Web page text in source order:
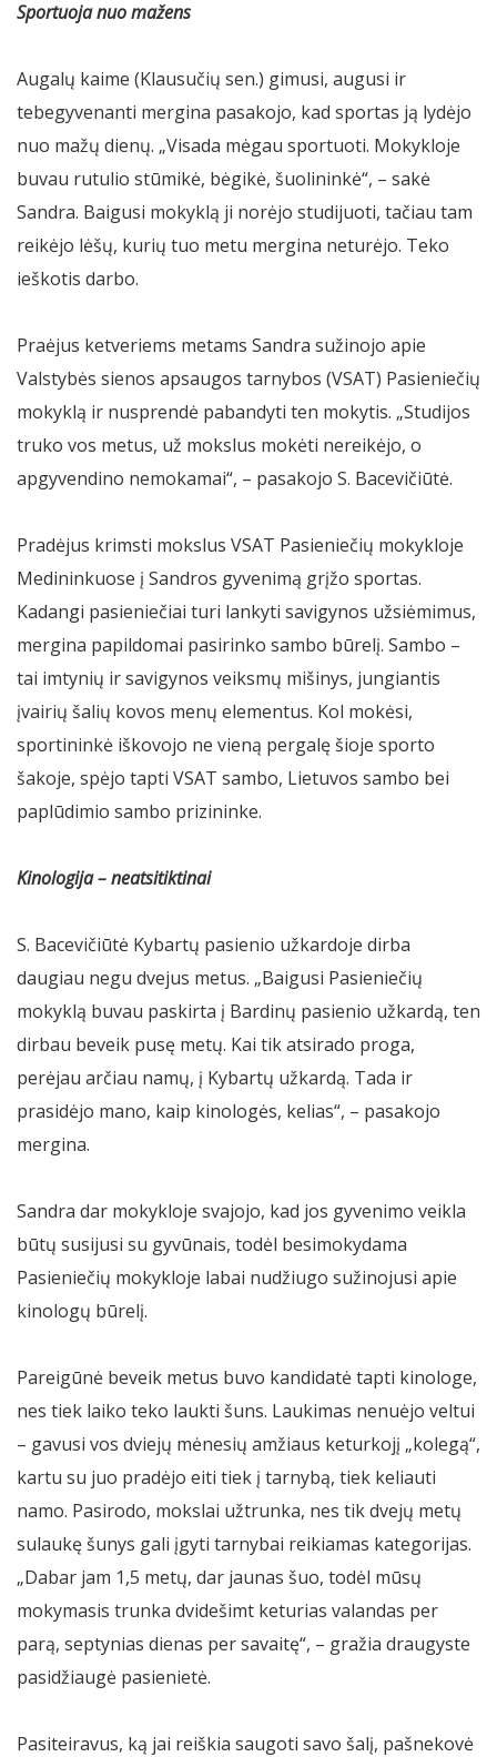
Sportuoja nuo mažens
Augalų kaime (Klausučių sen.) gimusi, augusi ir
tebegyvenanti mergina pasakojo, kad sportas ją lydėjo
nuo mažų dienų. „Visada mėgau sportuoti. Mokykloje
buvau rutulio stūmikė, bėgikė, šuolininkė“, – sakė
Sandra. Baigusi mokyklą ji norėjo studijuoti, tačiau tam
reikėjo lėšų, kurių tuo metu mergina neturėjo. Teko
ieškotis darbo.
Praėjus ketveriems metams Sandra sužinojo apie
Valstybės sienos apsaugos tarnybos (VSAT) Pasieniečių
mokyklą ir nusprendė pabandyti ten mokytis. „Studijos
truko vos metus, už mokslus mokėti nereikėjo, o
apgyvendino nemokamai“, – pasakojo S. Bacevičiūtė.
Pradėjus krimsti mokslus VSAT Pasieniečių mokykloje
Medininkuose į Sandros gyvenimą grįžo sportas.
Kadangi pasieniečiai turi lankyti savigynos užsiėmimus,
mergina papildomai pasirinko sambo būrelį. Sambo –
tai imtynių ir savigynos veiksmų mišinys, jungiantis
įvairių šalių kovos menų elementus. Kol mokėsi,
sportininkė iškovojo ne vieną pergalę šioje sporto
šakoje, spėjo tapti VSAT sambo, Lietuvos sambo bei
paplūdimio sambo prizininke.
Kinologija – neatsitiktinai
S. Bacevičiūtė Kybartų pasienio užkardoje dirba
daugiau negu dvejus metus. „Baigusi Pasieniečių
mokyklą buvau paskirta į Bardinų pasienio užkardą, ten
dirbau beveik pusę metų. Kai tik atsirado proga,
perėjau arčiau namų, į Kybartų užkardą. Tada ir
prasidėjo mano, kaip kinologės, kelias“, – pasakojo
mergina.
Sandra dar mokykloje svajojo, kad jos gyvenimo veikla
būtų susijusi su gyvūnais, todėl besimokydama
Pasieniečių mokykloje labai nudžiugo sužinojusi apie
kinologų būrelį.
Pareigūnė beveik metus buvo kandidatė tapti kinologe,
nes tiek laiko teko laukti šuns. Laukimas nenuėjo veltui
– gavusi vos dviejų mėnesių amžiaus keturkojį „kolegą“,
kartu su juo pradėjo eiti tiek į tarnybą, tiek keliauti
namo. Pasirodo, mokslai užtrunka, nes tik dvejų metų
sulaukę šunys gali įgyti tarnybai reikiamas kategorijas.
„Dabar jam 1,5 metų, dar jaunas šuo, todėl mūsų
mokymasis trunka dvidešimt keturias valandas per
parą, septynias dienas per savaitę“, – gražia draugyste
pasidžiaugė pasienietė.
Pasiteiravus, ką jai reiškia saugoti savo šalį, pašnekovė